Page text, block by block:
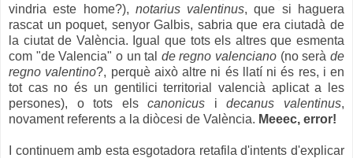
vindria este home?), notarius valentinus, que si haguera
rascat un poquet, senyor Galbis, sabria que era ciutadà de
la ciutat de València. Igual que tots els altres que esmenta
com "de Valencia" o un tal de regno valenciano (no seràde
regno valentino?, perquè això altre ni és llatí ni és res, i en
tot cas no és un gentilici territorial valencià aplicat a les
persones), o tots elscanonicus idecanus valentinus,
novament referents a la diòcesi de València. Meeec, error!
I continuem amb esta esgotadora retafila d'intents d'explicar